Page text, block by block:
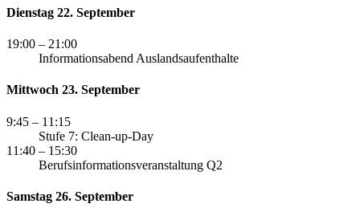
Dienstag 22. September
19:00 – 21:00
Informationsabend Auslandsaufenthalte
Mittwoch 23. September
9:45 – 11:15
Stufe 7: Clean-up-Day
11:40 – 15:30
Berufsinformationsveranstaltung Q2
Samstag 26. September